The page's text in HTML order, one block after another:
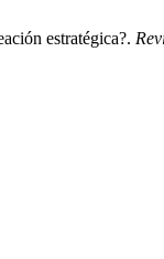
estratégica?.